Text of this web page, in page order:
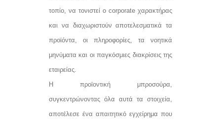
τοπίο, να τονιστεί ο corporate χαρακτήρας
και να διαχωριστούν αποτελεσματικά τα
προϊόντα, οι πληροφορίες, τα νοητικά
μηνύματα και οι παγκόσμιες διακρίσεις της
εταιρείας.
Η προϊοντική μπροσούρα,
συγκεντρώνοντας όλα αυτά τα στοιχεία,
αποτέλεσε ένα απαιτητικό εγχείρημα που